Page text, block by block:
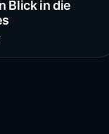
Blick in die